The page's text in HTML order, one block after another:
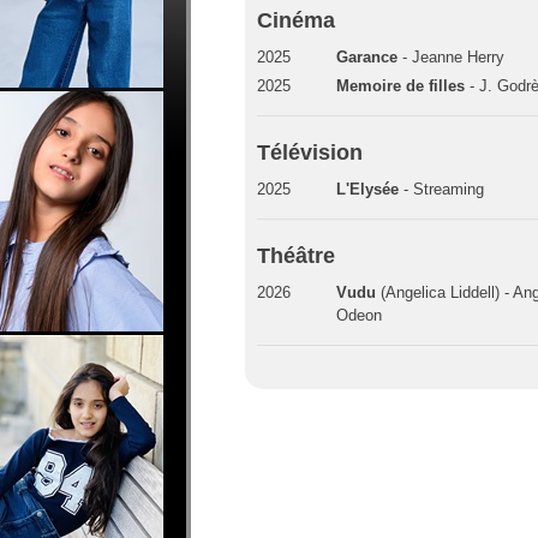
Cinéma
2025 Garance - Jeanne Herry
2025
Memoire de filles - J.
Télévision
2025 L'Elysée - Streaming
Théâtre
2026 Vudu (Angelica Liddell) -
Odeon